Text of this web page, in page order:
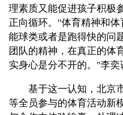
理素质又能促进孩子积极
正向循环。"体育精神和
能球类或者是跑得快的问
团队的精神，在真正的体
实身心是分不开的。"李奕
基于这一认知，北京
等全员参与的体育活动新